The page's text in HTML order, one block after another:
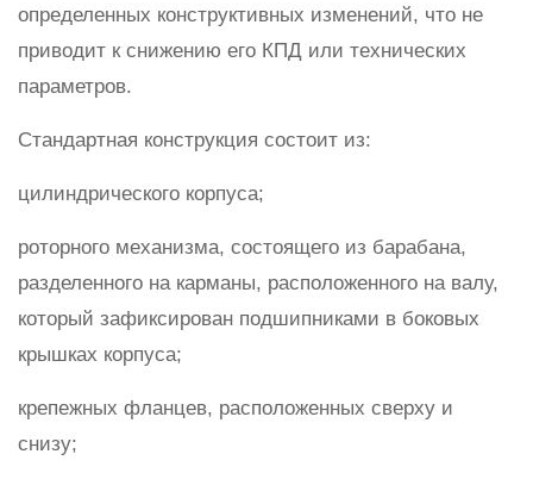
определенных конструктивных изменений, что не
приводит к снижению его КПД или технических
параметров.
Стандартная конструкция состоит из:
цилиндрического корпуса;
роторного механизма, состоящего из барабана,
разделенного на карманы, расположенного на валу,
который зафиксирован подшипниками в боковых
крышках корпуса;
крепежных фланцев, расположенных сверху и
снизу;